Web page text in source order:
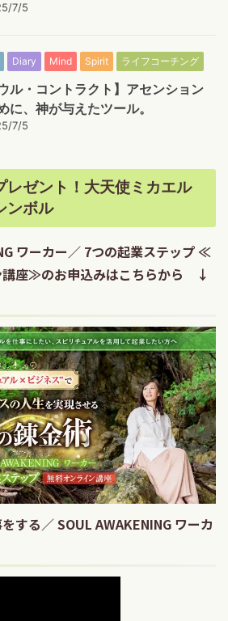
7/5
Diary Mind Spirit ライフコーチング
ウル・コントラクト】アセンション
に、神が与えたツール。
7/5
レゼント！大天使ミカエル
ンボル
ワーカー／ 7つの起業ステップ ≪
講座≫のお申込みはこちらから ↓
する／ SOUL AWAKENING ワーカ